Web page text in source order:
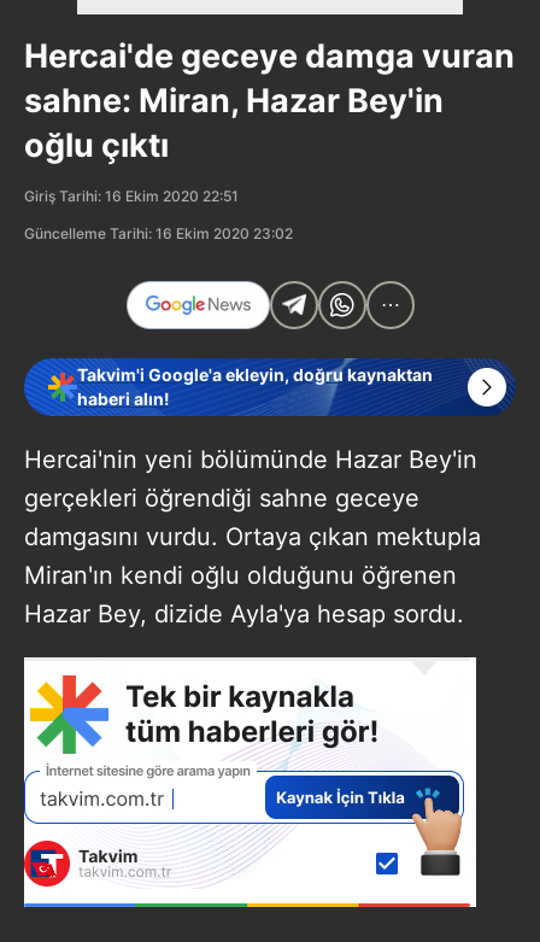
Hercai'de geceye damga vuran
sahne: Miran, Hazar Bey'in
oğlu çıktı
Giriş Tarihi: 16 Ekim 2020 22:51
Güncelleme Tarihi: 16 Ekim 2020 23:02
Takvim'i Google'a ekleyin, doğru kaynaktan
haberi alın!
Hercai'nin yeni bölümünde Hazar Bey'in
gerçekleri öğrendiği sahne geceye
damgasını vurdu. Ortaya çıkan mektupla
Miran'ın kendi oğlu olduğunu öğrenen
Hazar Bey, dizide Ayla'ya hesap sordu.